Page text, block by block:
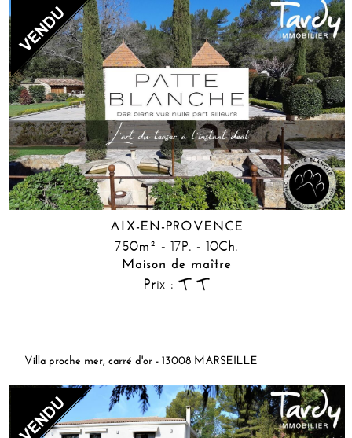
AIX-EN-PROVENCE
750m² - 17P. - 10Ch.
Maison de maître
Prix :
Villa proche mer, carré d'or - 13008 MARSEILLE